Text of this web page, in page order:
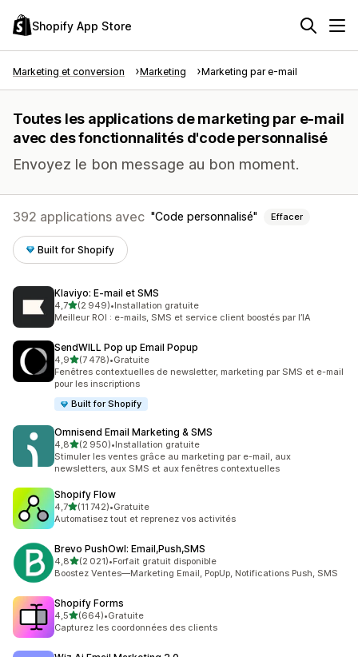
Shopify App Store
Marketing et conversion Marketing Marketing par e-mail
Toutes les applications de marketing par e-mail
avec des fonctionnalités d'code personnalisé
Envoyez le bon message au bon moment.
392 applications avec Code personnalisé Effacer
Built for Shopify
Klaviyo: E‑mail et SMS
4,7étoile(s) sur 5
(2 949)
2949 avis au total
•Installation gratuite
Meilleur ROI : e-mails, SMS et service client boostés par l’IA
SendWILL Pop up Email Popup
4,9étoile(s) sur 5
(7 478)
7478 avis au total
•Gratuite
Fenêtres contextuelles de newsletter, marketing par SMS et e-mail
pour les inscriptions
Built for Shopify
Omnisend Email Marketing & SMS
4,8étoile(s) sur 5
(2 950)
2950 avis au total
•Installation gratuite
Stimuler les ventes grâce au marketing par e-mail, aux
newsletters, aux SMS et aux fenêtres contextuelles
Shopify Flow
4,7étoile(s) sur 5
(11 742)
11742 avis au total
•Gratuite
Automatisez tout et reprenez vos activités
Brevo PushOwl: Email,Push,SMS
4,8étoile(s) sur 5
(2 021)
2021 avis au total
•Forfait gratuit disponible
Boostez Ventes—Marketing Email, PopUp, Notifications Push, SMS
Shopify Forms
4,5étoile(s) sur 5
(664)
664 avis au total
•Gratuite
Capturez les coordonnées des clients